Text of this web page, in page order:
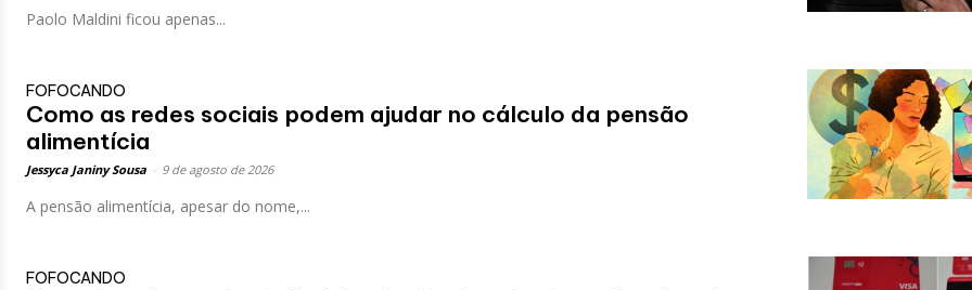
Paolo Maldini ficou apenas...
FOFOCANDO
Como as redes sociais podem ajudar no cálculo da pensão
alimentícia
Jessyca Janiny Sousa 9 de agosto de 2026
A pensão alimentícia, apesar do nome,...
FOFOCANDO